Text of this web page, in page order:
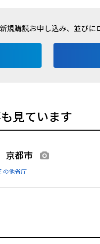
規購読お申し込み、並びに
見ています
京都市
の他省庁